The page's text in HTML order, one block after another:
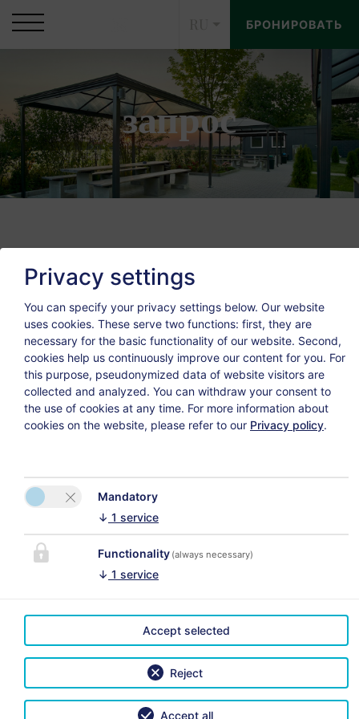
БРОНИРОВАТЬ
запрос
запрос
КОНТАКТ
Hotel City Inn
39120 Magdeburg
Телефон:+49 391 61119 600
«Функциональность» в
отображения карты.
Настройки файлов cookie
Выходные данные|Privacy Policy|Отозвать договор
страхования путешествий| 2026 byeasybooking
Privacy settings
You can specify your privacy settings below. Our website
uses cookies. These serve two functions: first, they are
necessary for the basic functionality of our website. Second,
cookies help us continuously improve our content for you. For
this purpose, pseudonymized data of website visitors are
collected and analyzed. You can withdraw your consent to
the use of cookies at any time. For more information about
cookies on the website, please refer to our Privacy policy.
Mandatory
↓ 1 service
Functionality (always necessary)
↓ 1 service
Reject
Accept selected
Accept all